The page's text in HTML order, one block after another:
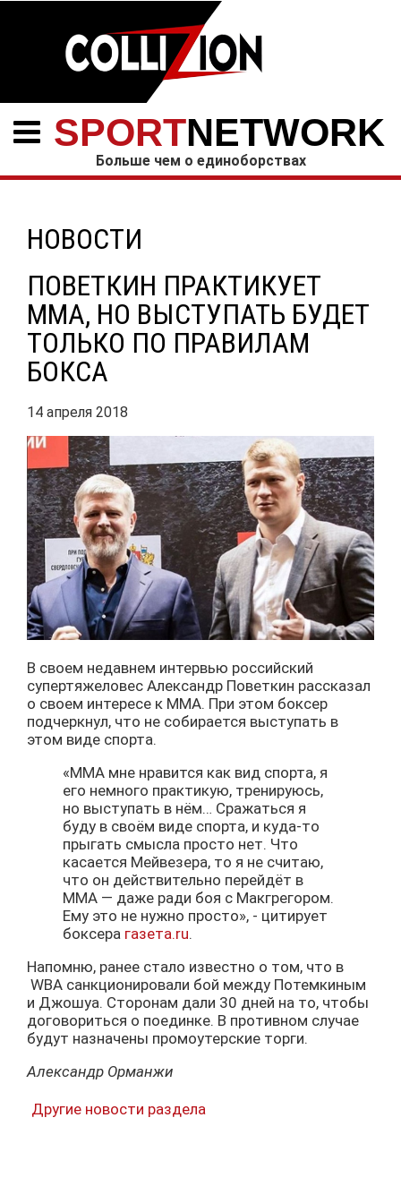
SPORTNETWORK
Больше чем о единоборствах
НОВОСТИ
ПОВЕТКИН ПРАКТИКУЕТ
ММА, НО ВЫСТУПАТЬ БУДЕТ
ТОЛЬКО ПО ПРАВИЛАМ
БОКСА
14 апреля 2018
В своем недавнем интервью российский
супертяжеловес Александр Поветкин рассказал
о своем интересе к ММА. При этом боксер
подчеркнул, что не собирается выступать в
этом виде спорта.
«ММА мне нравится как вид спорта, я
его немного практикую, тренируюсь,
но выступать в нём… Сражаться я
буду в своём виде спорта, и куда-то
прыгать смысла просто нет. Что
касается Мейвезера, то я не считаю,
что он действительно перейдёт в
ММА — даже ради боя с Макгрегором.
Ему это не нужно просто», - цитирует
боксера газета.ru.
Напомню, ранее стало известно о том, что в
WBA санкционировали бой между Потемкиным
и Джошуа. Сторонам дали 30 дней на то, чтобы
договориться о поединке. В противном случае
будут назначены промоутерские торги.
Александр Орманжи
Другие новости раздела